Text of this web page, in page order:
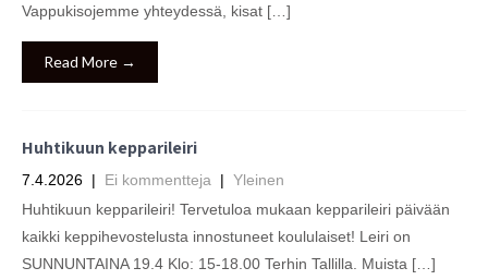
Vappukisojemme yhteydessä, kisat […]
Read More →
Huhtikuun kepparileiri
7.4.2026 | Ei kommentteja | Yleinen
Huhtikuun kepparileiri! Tervetuloa mukaan kepparileiri päivään
kaikki keppihevostelusta innostuneet koululaiset! Leiri on
SUNNUNTAINA 19.4 Klo: 15-18.00 Terhin Tallilla. Muista […]